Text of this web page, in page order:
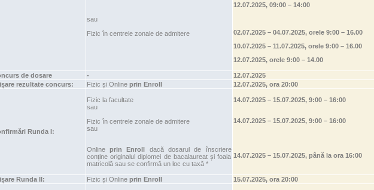
sau
Fizic în centrele zonale de admitere
12.07.2025, 09:00 – 14:00
02.07.2025 – 04.07.2025, orele 9:00 – 16.00
10.07.2025 – 11.07.2025, orele 9:00 – 16.00
12.07.2025, orele 9:00 – 14.00
de dosare -
12.07.2025
rezultate concurs:
Fizic și Online prin Enroll 12.07.2025, ora 20:00
Runda I:
Fizic la facultate
sau
Fizic în centrele zonale de admitere
sau
Online prin Enroll dacă dosarul de înscriere
conține originalul diplomei de bacalaureat și foaia
matricolă sau se confirmă un loc cu taxă *
14.07.2025 – 15.07.2025, 9:00 – 16:00
14.07.2025 – 15.07.2025, 9:00 – 16:00
14.07.2025 – 15.07.2025, până la ora 16:00
Runda II: Fizic și Online prin Enroll 15.07.2025, ora 20:00